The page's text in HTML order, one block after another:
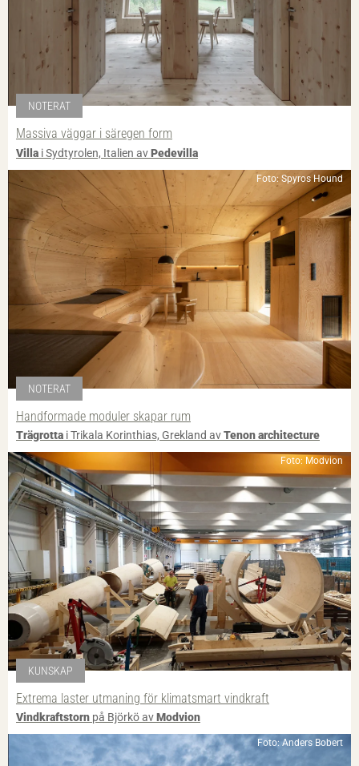
NOTERAT
Massiva väggar i säregen form
Villa i Sydtyrolen, Italien avPedevilla
Foto: Spyros Hound
NOTERAT
Handformade moduler skapar rum
Trägrotta i Trikala Korinthias, Grekland avTenon architecture
Foto: Modvion
KUNSKAP
Extrema laster utmaning för klimatsmart vindkraft
Vindkraftstorn på Björkö avModvion
Foto: Anders Bobert